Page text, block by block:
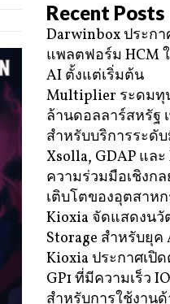
Recent Posts
Darwinbox ประก
แพลตฟอร์ม HCM
AI ตั้งแต่เริ่มต้น
Multiplier ระดมทุ
ล้านดอลลาร์สหรัฐ
สำหรับบริการระดั
Xsolla, GDAP แล
ความร่วมมือเชิงกล
เติบโตของอุตสาห
Kioxia จัดแสดงนวั
Storage สำหรับยุค
Kioxia ประกาศเปิ
GP1 ที่มีความเร็ว
สำหรับการใช้งาน